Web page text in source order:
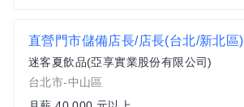
直營門市儲備店長/店長(台北/新北區)
迷客夏飲品(亞享實業股份有限公司)
台北市-中山區